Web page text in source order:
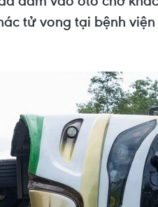
tử vong tại bệnh viện